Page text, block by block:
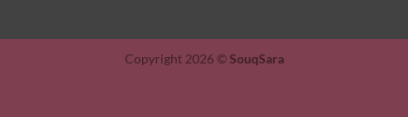
Copyright 2026 ©SouqSara